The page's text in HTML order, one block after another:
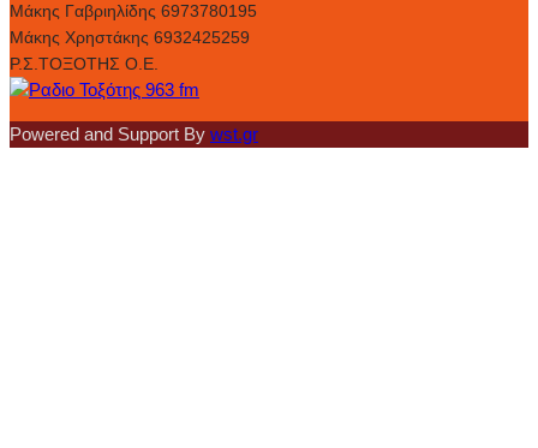
Μάκης Γαβριηλίδης 6973780195
Μάκης Χρηστάκης 6932425259
Ρ.Σ.ΤΟΞΟΤΗΣ Ο.Ε.
Powered and Support By wst.gr